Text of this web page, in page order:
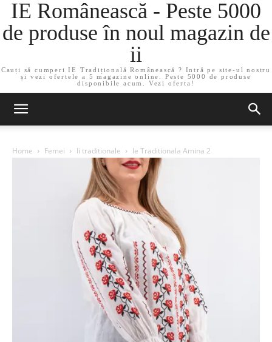
IE Românească - Peste 5000
de produse în noul magazin de
ii
Cauți să cumperi IE Tradițională Românească ? Intră pe site-ul nostru
și vezi ofertele a 5 magazine online. Peste 5000 de produse
disponibile acum. Vezi oferta!
Home Femei Ii traditionale Ie Traditionala Amina 2